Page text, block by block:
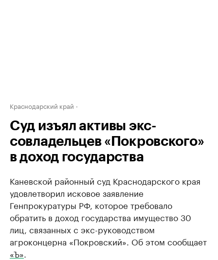
Краснодарский край
Суд изъял активы экс-
совладельцев «Покровского»
в доход государства
Каневской районный суд Краснодарского края
удовлетворил исковое заявление
Генпрокуратуры РФ, которое требовало
обратить в доход государства имущество 30
лиц, связанных с экс-руководством
агроконцерна «Покровский». Об этом сообщает
«Ъ»